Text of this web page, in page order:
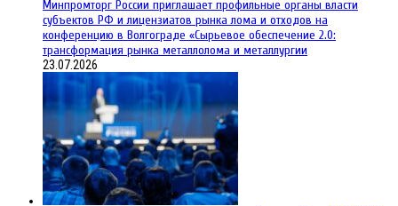
Минпромторг России приглашает профильные органы власти
субъектов РФ и лицензиатов рынка лома и отходов на
конференцию в Волгограде «Сырьевое обеспечение 2.0:
трансформация рынка металлолома и металлургии
23.07.2026